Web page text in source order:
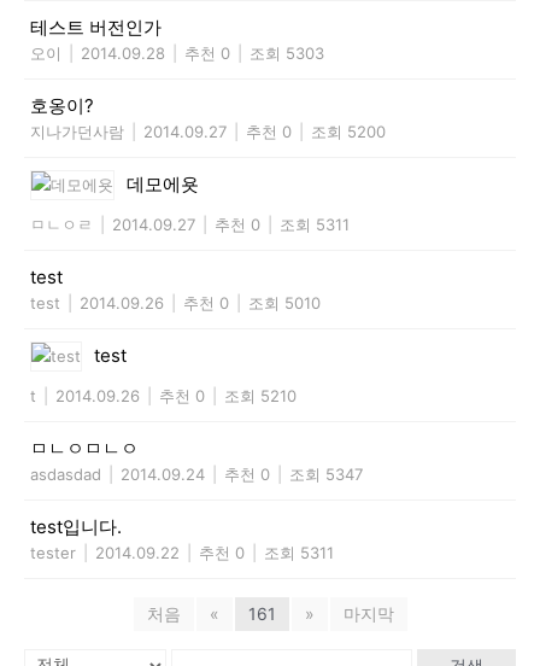
테스트 버전인가
오이 2014.09.28 추천 0 조회 5303
호옹이?
지나가던사람 2014.09.27 추천 0 조회 5200
데모에욧
ㅁㄴㅇㄹ 2014.09.27 추천 0 조회 5311
test
test 2014.09.26 추천 0 조회 5010
test
t 2014.09.26 추천 0 조회 5210
ㅁㄴㅇㅁㄴㅇ
asdasdad 2014.09.24 추천 0 조회 5347
test입니다.
tester 2014.09.22 추천 0 조회 5311
처음 « 161 » 마지막